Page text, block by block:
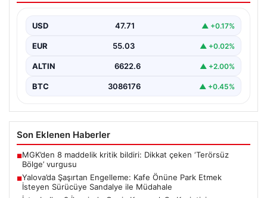
Yalova'da yaşanan sıra dışı bir olay, gündeme damgasını
USD 47.71 ▲ +0.17%
EUR 55.03 ▲ +0.02%
ALTIN 6622.6 ▲ +2.00%
BTC 3086176 ▲ +0.45%
Son Eklenen Haberler
■MGK’den 8 maddelik kritik bildiri: Dikkat çeken ‘Terörsüz
Bölge’ vurgusu
■Yalova’da Şaşırtan Engelleme: Kafe Önüne Park Etmek
İsteyen Sürücüye Sandalye ile Müdahale